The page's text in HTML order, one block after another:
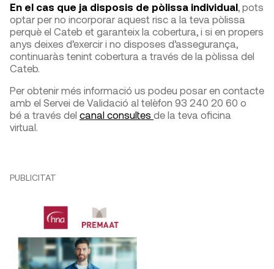
En el cas que ja disposis de pòlissa individual, pots
optar per no incorporar aquest risc a la teva pòlissa
perquè el Cateb et garanteix la cobertura, i si en propers
anys deixes d’exercir i no disposes d’assegurança,
continuaràs tenint cobertura a través de la pòlissa del
Cateb.
Per obtenir més informació us podeu posar en contacte
amb el Servei de Validació al telèfon 93 240 20 60 o
bé a través del canal consultes de la teva oficina
virtual.
PUBLICITAT